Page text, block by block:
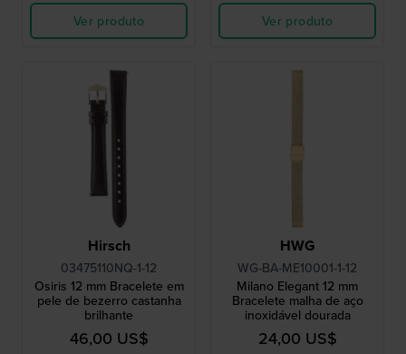
Ver produto
Ver produto
Hirsch
03475110NQ-1-12
Osiris 12 mm Bracelete em
pele de bezerro castanha
brilhante
46,00 US$
HWG
WG-BA-ME10001-1-12
Milano Elegant 12 mm
Bracelete malha de aço
inoxidável dourada
24,00 US$